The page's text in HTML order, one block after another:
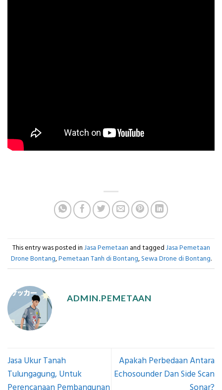
This entry was posted in Jasa Pemetaan and tagged Jasa Pemetaan
Drone Bontang,Pemetaan Tanh di Bontang,Sewa Drone di Bontang.
ADMIN.PEMETAAN
Jasa Ukur Tanah
Tulungagung, Untuk
Perencanaan Pembangunan
Apakah Perbedaan Antara
Echosounder Dan Side Scan
Sonar?